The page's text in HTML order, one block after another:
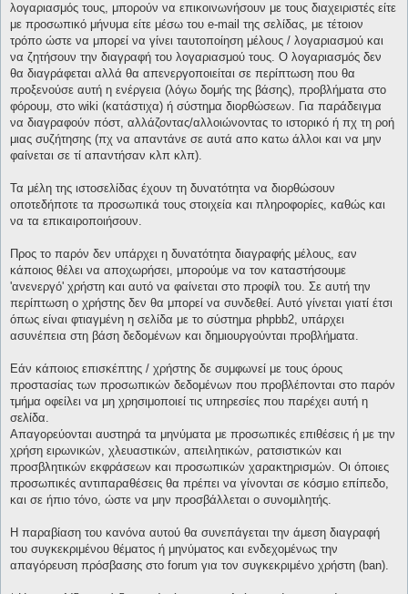
λογαριασμός τους, μπορούν να επικοινωνήσουν με τους διαχειριστές είτε
με προσωπικό μήνυμα είτε μέσω του e-mail της σελίδας, με τέτοιον
τρόπο ώστε να μπορεί να γίνει ταυτοποίηση μέλους / λογαριασμού και
να ζητήσουν την διαγραφή του λογαριασμού τους. Ο λογαριασμός δεν
θα διαγράφεται αλλά θα απενεργοποιείται σε περίπτωση που θα
προξενούσε αυτή η ενέργεια (λόγω δομής της βάσης), προβλήματα στο
φόρουμ, στο wiki (κατάστιχα) ή σύστημα διορθώσεων. Για παράδειγμα
να διαγραφούν πόστ, αλλάζοντας/αλλοιώνοντας το ιστορικό ή πχ τη ροή
μιας συζήτησης (πχ να απαντάνε σε αυτά απο κατω άλλοι και να μην
φαίνεται σε τί απαντήσαν κλπ κλπ).
Τα μέλη της ιστοσελίδας έχουν τη δυνατότητα να διορθώσουν
οποτεδήποτε τα προσωπικά τους στοιχεία και πληροφορίες, καθώς και
να τα επικαιροποιήσουν.
Προς το παρόν δεν υπάρχει η δυνατότητα διαγραφής μέλους, εαν
κάποιος θέλει να αποχωρήσει, μπορούμε να τον καταστήσουμε
'ανενεργό' χρήστη και αυτό να φαίνεται στο προφίλ του. Σε αυτή την
περίπτωση ο χρήστης δεν θα μπορεί να συνδεθεί. Αυτό γίνεται γιατί έτσι
όπως είναι φτιαγμένη η σελίδα με το σύστημα phpbb2, υπάρχει
ασυνέπεια στη βάση δεδομένων και δημιουργούνται προβλήματα.
Εάν κάποιος επισκέπτης / χρήστης δε συμφωνεί με τους όρους
προστασίας των προσωπικών δεδομένων που προβλέπονται στο παρόν
τμήμα οφείλει να μη χρησιμοποιεί τις υπηρεσίες που παρέχει αυτή η
σελίδα.
Απαγορεύονται αυστηρά τα μηνύματα με προσωπικές επιθέσεις ή με την
χρήση ειρωνικών, χλευαστικών, απειλητικών, ρατσιστικών και
προσβλητικών εκφράσεων και προσωπικών χαρακτηρισμών. Οι όποιες
προσωπικές αντιπαραθέσεις θα πρέπει να γίνονται σε κόσμιο επίπεδο,
και σε ήπιο τόνο, ώστε να μην προσβάλλεται ο συνομιλητής.
Η παραβίαση του κανόνα αυτού θα συνεπάγεται την άμεση διαγραφή
του συγκεκριμένου θέματος ή μηνύματος και ενδεχομένως την
απαγόρευση πρόσβασης στο forum για τον συγκεκριμένο χρήστη (ban).